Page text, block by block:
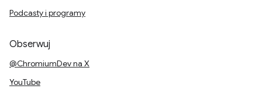
Podcasty i programy
Obserwuj
@ChromiumDev na X
YouTube